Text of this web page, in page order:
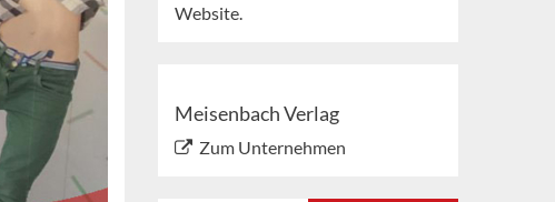
Website.
Meisenbach Verlag
Zum Unternehmen